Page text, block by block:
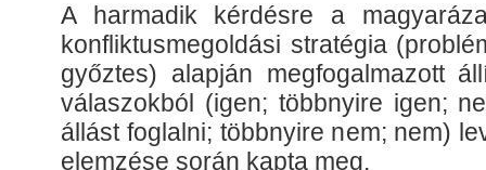
A harmadik kérdésre a
konfliktusmegoldási stratégia
győztes) alapján megfogalmazott
válaszokból (igen; többnyire igen;
állást foglalni; többnyire nem; nem)
elemzése során kapta meg.